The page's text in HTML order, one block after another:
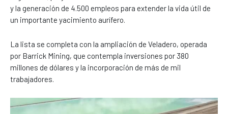
y la generación de 4.500 empleos para extender la vida útil de
un importante yacimiento aurífero.
La lista se completa con la ampliación de Veladero, operada
por Barrick Mining, que contempla inversiones por 380
millones de dólares y la incorporación de más de mil
trabajadores.